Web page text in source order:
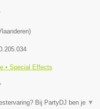
)
• Special Effects
Bij PartyDJ ben je ▼